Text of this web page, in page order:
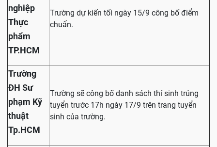
nghiệp
Thực
phẩm
TP.HCM
Trường dự kiến tối ngày 15/9 công bố điểm
chuẩn.
Trường
ĐH Sư
phạm Kỹ
thuật
Tp.HCM
Trường sẽ công bố danh sách thí sinh trúng
tuyển trước 17h ngày 17/9 trên trang tuyển
sinh của trường.